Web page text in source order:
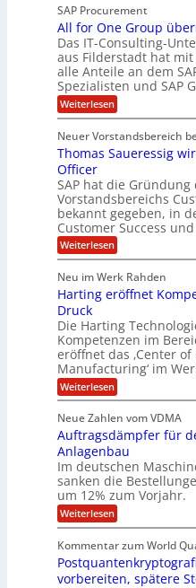
f
b
e
i
I
F
S
e
z
i
a
l
i
s
J
u
l
i
a
H
u
b
e
r
ä
l
t
6
5
M
i
l
l
i
o
n
n
U
n
e
n
n
t
C
T
O
V
P
S
a
l
e
s
n
g
i
n
e
r
i
n
g
f
ü
r
E
M
E
-
S
e
c
u
r
i
t
y
y
s
e
m
S
t
e
l
l
r
i
e
r
s
i
o
n
3
.
2
SAP Procurement
All for One Group
Das IT-Consulting-
aus Filderstadt hat
alle Anteile an dem
Spezialisten und SAP
Weiterlesen:
A
l
f
r
O
n
e
G
r
o
p
ü
r
n
i
m
m
t
A
p
s
o
l
u
t
Neuer Vorstandsbereich
Thomas Saueressig
Officer
SAP hat die Gründung
Vorstandsbereichs
bekannt gegeben, in
Customer Success
Weiterlesen:
T
o
m
S
a
u
e
r
e
s
i
w
i
r
d
C
h
i
e
f
C
u
Neu im Werk Rahden
Harting eröffnet
Druck
Die Harting
Kompetenzen im
eröffnet das ‚Center
Manufacturing‘ im
Weiterlesen:
H
r
t
i
n
g
e
r
ö
f
n
e
t
Neue Zahlen vom VDMA
Auftragsdämpfer für
Anlagenbau
Im deutschen
sanken die
um 12% zum Vorjahr.
Weiterlesen:
A
f
t
r
Kommentar zum World
vorbereiten, spätere